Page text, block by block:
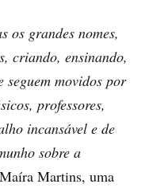
os grandes nomes,
criando, ensinando,
movidos por
professores,
incansável e de
sobre a
Martins, uma